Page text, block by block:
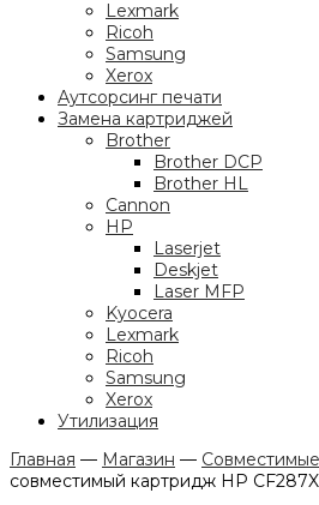
Lexmark
Ricoh
Samsung
Xerox
Аутсорсинг печати
Замена картриджей
Brother
Brother DCP
Brother HL
Cannon
HP
Laserjet
Deskjet
Laser MFP
Kyocera
Lexmark
Ricoh
Samsung
Xerox
Утилизация
Главная — Магазин —
совместимый картридж HP CF287X